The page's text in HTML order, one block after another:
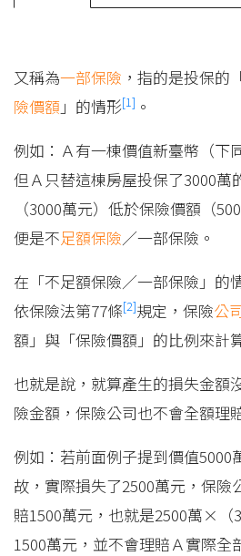
又稱為一部保險 ，指的是投保的
險價額 」的情形[1] 。
例如：Ａ有一棟價值新臺幣（下
但Ａ只替這棟房屋投保了3000萬
（3000萬元）低於保險價額（
便是不足額保險／一部保險。
在「不足額保險／一部保險」的
依保險法第77條[2]規定，保險公
額」與「保險價額」的比例來計
也就是說，就算產生的損失金額
險金額，保險公司也不會全額理
例如：若前面例子提到價值5000
故，實際損失了2500萬元，保險
賠1500萬元，也就是2500萬×（
1500萬元，並不會理賠Ａ實際全